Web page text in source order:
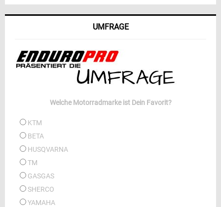
UMFRAGE
Welche Motorradmarke ist Dein Favorit?
KTM
BETA
HUSQVARNA
TM
GASGAS
SHERCO
YAMAHA